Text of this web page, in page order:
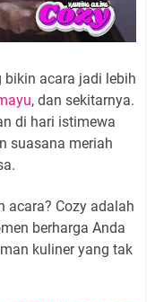
acara jadi lebih
, dan sekitarnya.
di hari istimewa
suasana meriah
acara? Cozy adalah
berharga Anda
kuliner yang tak